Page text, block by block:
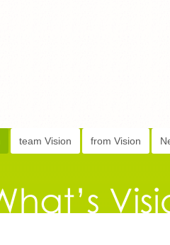
team Vision from Vision